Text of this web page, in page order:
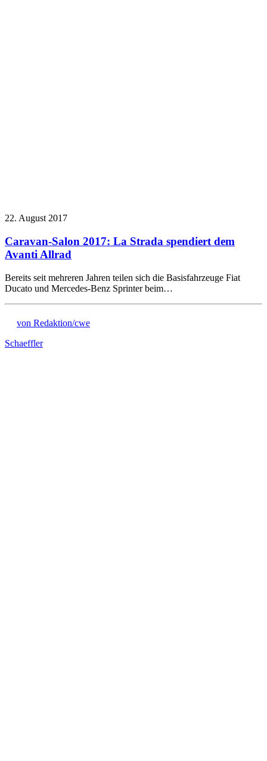
22. August 2017
Caravan-Salon 2017: La Strada spendiert dem
Avanti Allrad
Bereits seit mehreren Jahren teilen sich die Basisfahrzeuge Fiat
Ducato und Mercedes-Benz Sprinter beim…
von Redaktion/cwe
Schaeffler